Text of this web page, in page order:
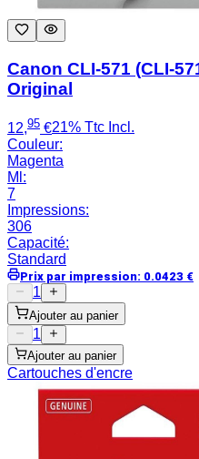
Canon CLI-571 (CLI-
Original
12,95 €21% Ttc Incl.
Couleur:
Magenta
Ml :
7
Impressions:
306
Capacité:
Standard
Prix par impression: 0.0423 €
1
Ajouter au panier
1
Ajouter au panier
Cartouches d'encre